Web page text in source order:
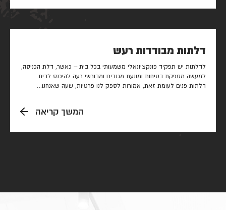
דלתות מבודדות רעש
לדלתות יש תפקיד פונקציונאלי משמעותי בכל בית – כאשר, דלת הכניסה,
למעשה מספקת בטיחות ומונעת מגנבים ומדורשי רעה להיכנס לבית.
דלתות פנים לעומת זאת, אמורות לספק לנו פרטיות, שעה שאנחנו…
המשך קריאה